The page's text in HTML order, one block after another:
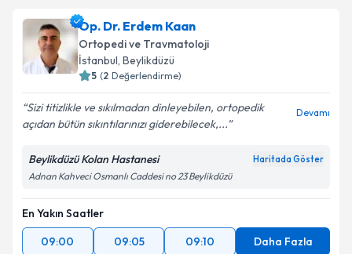
Op. Dr. Erdem Kaan
Ortopedi ve Travmatoloji
İstanbul, Beylikdüzü
5 (2 Değerlendirme)
Sizi titizlikle ve sıkılmadan dinleyebilen, ortopedik
açıdan bütün sıkıntılarınızı giderebilecek,...
Devamı
Beylikdüzü Kolan Hastanesi Haritada Göster
Adnan Kahveci Osmanlı Caddesi no 23 Beylikdüzü
En Yakın Saatler
09:00
09:05 09:10 Daha Fazla